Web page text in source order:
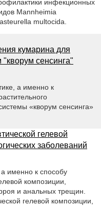
инфекционных
Mannheimia
multocida.
кумарина для
сенсинга"
а именно к
«кворум сенсинга»
гелевой
заболеваний
именно к способу
композиции,
и анальных трещин.
гелевой композиции,